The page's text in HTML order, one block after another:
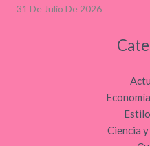
31 De Julio De 2026
Ciencia